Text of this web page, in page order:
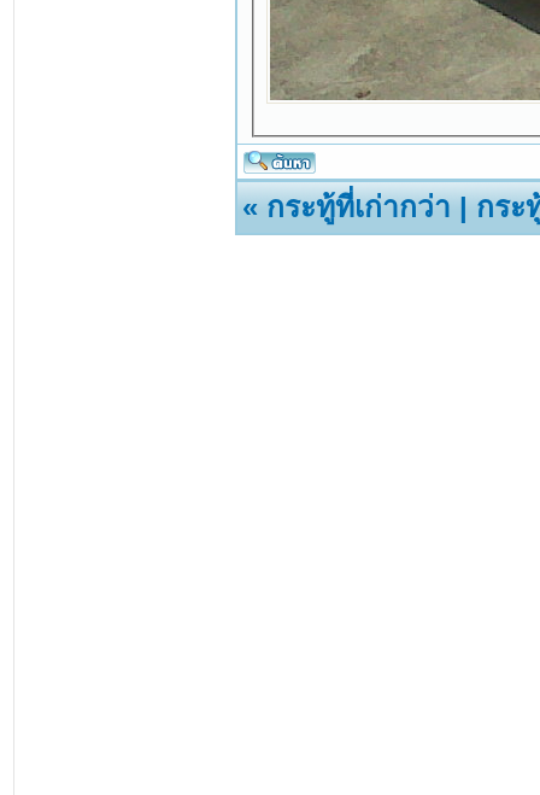
«กระทู้ที่เก่ากว่า|กระ